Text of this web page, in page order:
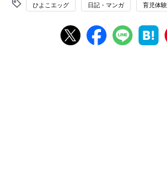
ひよこエッグ 日記・マンガ 育児体